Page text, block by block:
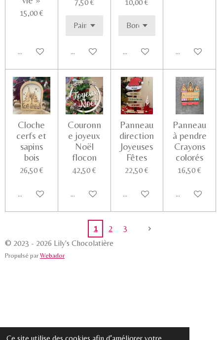
15,00 €
Ajouter au panier
7,50 €
Voir les détails
10,00 €
Voir les détails Voir les
Cloche
cerfs et
sapins
bois
26,50 €
Ajouter au panier
Couronn
e joyeux
Noël
flocon
42,50 €
Ajouter au panier
Panneau
direction
Joyeuses
Fêtes
22,50 €
Ajouter au panier
Panneau
à pendre
Crayons
colorés
16,50 €
Voir les
1 2
3
© 2023 - 2026 Lily's Chocolatière
Propulsé par Webador